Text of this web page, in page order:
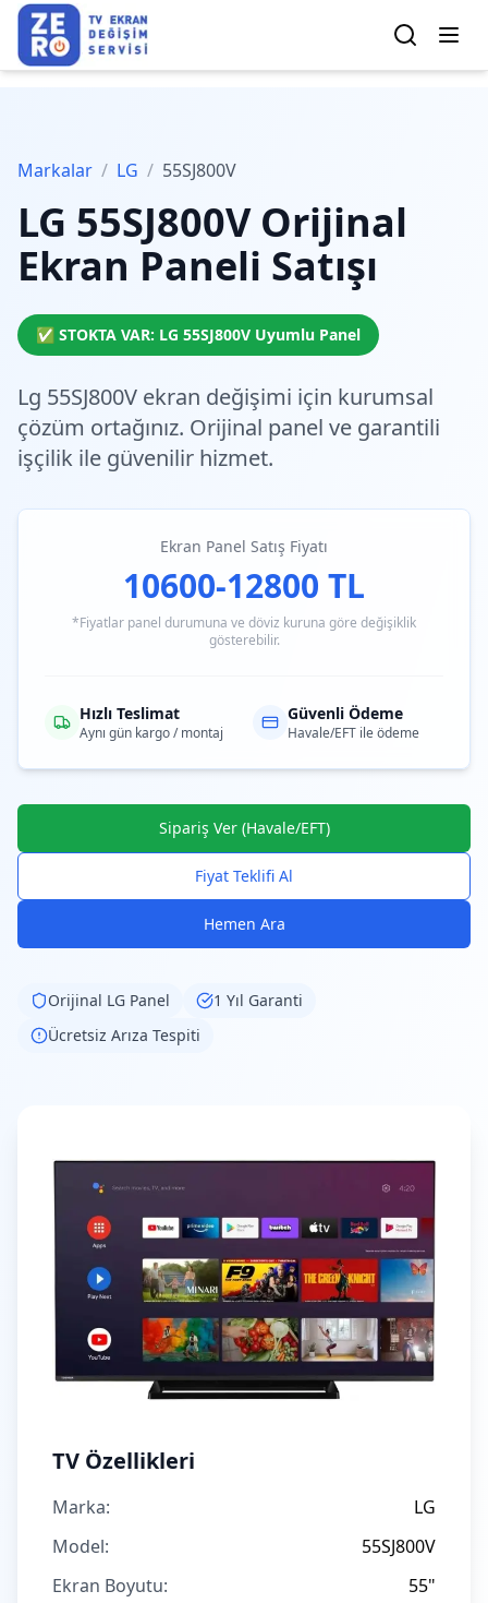
Markalar / LG / 55SJ800V
LG 55SJ800VOrijinal
Ekran Paneli Satışı
✅ STOKTA VAR: LG 55SJ800V Uyumlu Panel
Lg 55SJ800V ekran değişimi için kurumsal
çözüm ortağınız. Orijinal panel ve garantili
işçilik ile güvenilir hizmet.
Ekran Panel Satış Fiyatı
10600-12800 TL
*Fiyatlar panel durumuna ve döviz kuruna göre değişiklik
gösterebilir.
Hızlı Teslimat
Aynı gün kargo / montaj
Güvenli Ödeme
Havale/EFT ile ödeme
Sipariş Ver (Havale/EFT)
Fiyat Teklifi Al
Hemen Ara
Orijinal LG Panel
1 Yıl Garanti
Ücretsiz Arıza Tespiti
TV Özellikleri
Marka:
LG
Model:
55SJ800V
Ekran Boyutu:
55"